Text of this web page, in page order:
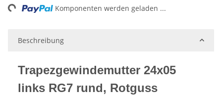
Komponenten werden geladen ...
Beschreibung
Trapezgewindemutter 24x05
links RG7 rund, Rotguss